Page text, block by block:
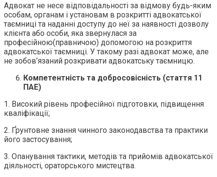
Адвокат не несе відповідальності за відмову будь-яким
особам, органам і установам в розкритті адвокатської
таємниці та наданні доступу до неї за наявності дозволу
клієнта або особи, яка звернулася за
професійною(правничою) допомогою на розкриття
адвокатської таємниці. У такому разі адвокат може, але
не зобов’язаний розкривати адвокатську таємницю.
Компетентність та добросовісність (стаття 11
ПАЕ)
1. Високий рівень професійної підготовки, підвищення
кваліфікації;
2. Ґрунтовне знання чинного законодавства та практики
його застосування;
3. Опанування тактики, методів та прийомів адвокатської
діяльності, ораторського мистецтва.